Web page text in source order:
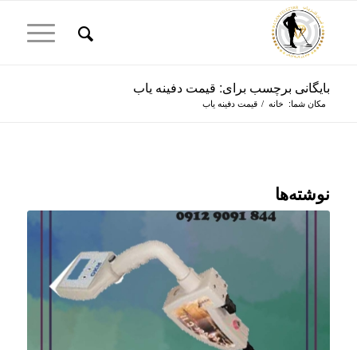
بایگانی برچسب برای: قیمت دفینه یاب
مکان شما: خانه / قیمت دفینه یاب
نوشته‌ها